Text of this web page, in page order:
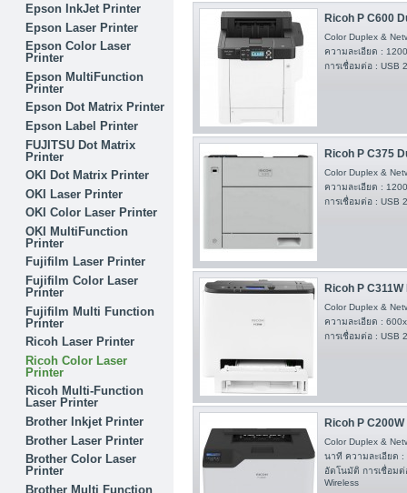
Epson InkJet Printer
Epson Laser Printer
Epson Color Laser
Printer
Epson MultiFunction
Printer
Epson Dot Matrix Printer
Epson Label Printer
FUJITSU Dot Matrix
Printer
OKI Dot Matrix Printer
OKI Laser Printer
OKI Color Laser Printer
OKI MultiFunction
Printer
Fujifilm Laser Printer
Fujifilm Color Laser
Printer
Fujifilm Multi Function
Printer
Ricoh Laser Printer
Ricoh Color Laser
Printer
Ricoh Multi-Function
Laser Printer
Brother Inkjet Printer
Brother Laser Printer
Brother Color Laser
Printer
Brother Multi Function
Ricoh P C600
Color Duplex &
ความละเอียด :
การเชื่อมต่อ : USB
Ricoh P C375
Color Duplex &
ความละเอียด :
การเชื่อมต่อ : USB
Ricoh P
Color Duplex &
ความละเอียด :
การเชื่อมต่อ : USB
Ricoh P
Color Duplex &
นาที ความละเอียด
อัตโนมัติ การเชื่อมต่
Wireless